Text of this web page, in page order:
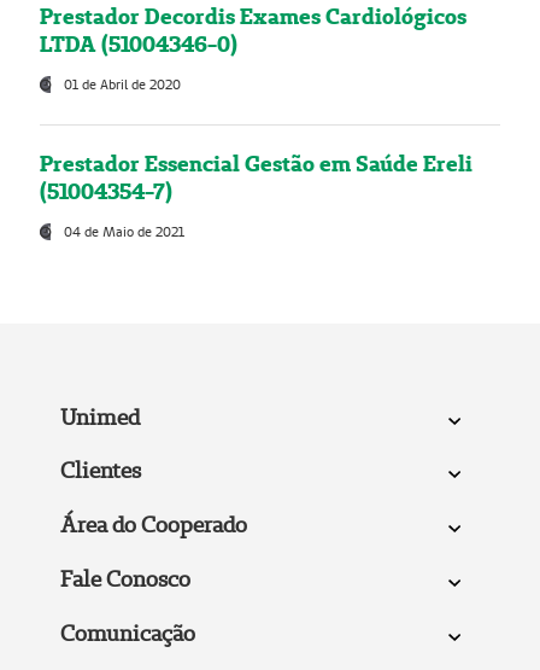
Prestador Decordis Exames Cardiológicos
LTDA (51004346-0)
01 de Abril de 2020
Prestador Essencial Gestão em Saúde Ereli
(51004354-7)
04 de Maio de 2021
Unimed
Clientes
Área do Cooperado
Fale Conosco
Comunicação